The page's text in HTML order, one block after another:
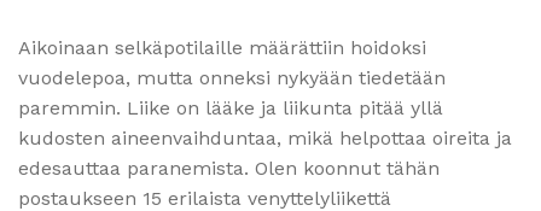
Aikoinaan selkäpotilaille määrättiin hoidoksi
vuodelepoa, mutta onneksi nykyään tiedetään
paremmin. Liike on lääke ja liikunta pitää yllä
kudosten aineenvaihduntaa, mikä helpottaa oireita ja
edesauttaa paranemista. Olen koonnut tähän
postaukseen 15 erilaista venyttelyliikettä